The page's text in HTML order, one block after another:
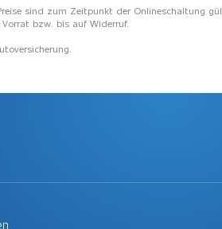
sind zum Zeitpunkt der Onlineschaltung
bzw. bis auf Widerruf.